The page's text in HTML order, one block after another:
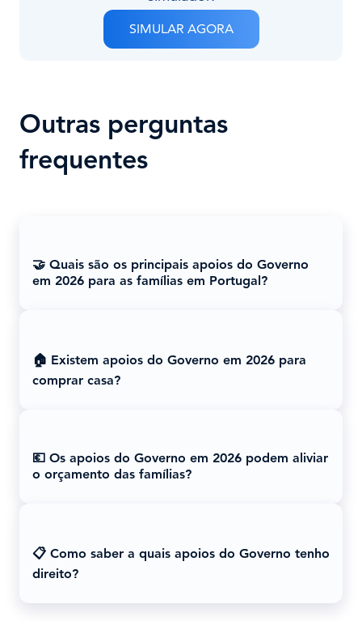
SIMULAR AGORA
Outras perguntas
frequentes
🤝 Quais são os principais apoios do Governo
em 2026 para as famílias em Portugal?
🏠 Existem apoios do Governo em 2026 para
comprar casa?
💶 Os apoios do Governo em 2026 podem aliviar
o orçamento das famílias?
📋 Como saber a quais apoios do Governo tenho
direito?